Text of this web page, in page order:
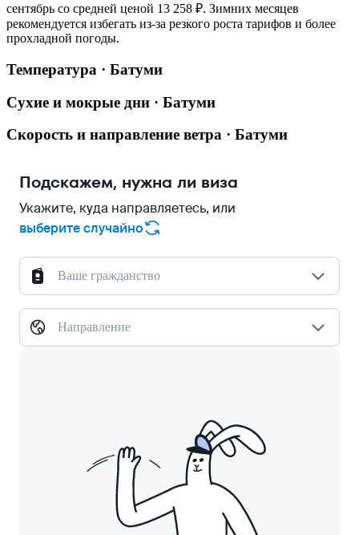
сентябрь со средней ценой 13 258 ₽. Зимних месяцев
рекомендуется избегать из-за резкого роста тарифов и более
прохладной погоды.
Температура · Батуми
Сухие и мокрые дни · Батуми
Скорость и направление ветра · Батуми
Подскажем, нужна ли виза
Укажите, куда направляетесь, или
выберите случайно
Ваше гражданство
Направление